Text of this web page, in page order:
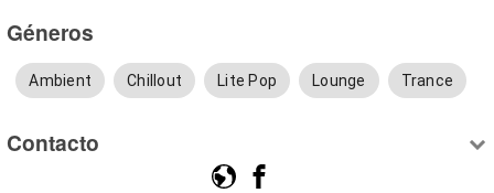
Géneros
Ambient Chillout Lite Pop Lounge Trance
Contacto